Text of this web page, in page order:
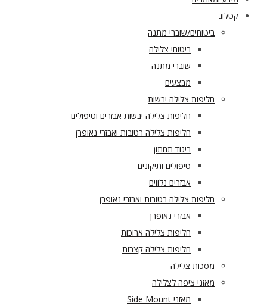
קטלוג
ביטוחים/שוברי מתנה
ביטוחי צלילה
שוברי מתנה
מבצעים
חליפות צלילה יבשות
חליפות צלילה יבשות אבזרים וטיפולים
חליפות צלילה רטובות ואבזרי נאופרן
ביגוד תחתון
טיפולים ותיקונים
אבזרים נלווים
חליפות צלילה רטובות ואבזרי נאופרן
אבזרי נאופרן
חליפות צלילה ארוכות
חליפות צלילה קצרות
מסכות צלילה
מאזני ציפה לצלילה
מאזני Side Mount